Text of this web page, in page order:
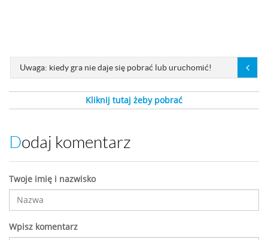
Uwaga: kiedy gra nie daje się pobrać lub uruchomić!
Kliknij tutaj żeby pobrać
Dodaj komentarz
Twoje imię i nazwisko
Wpisz komentarz